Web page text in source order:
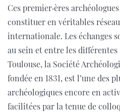
Ces premier·ères
constituer en véritables
internationale. Les échanges
au sein et entre les différentes
Toulouse, la Société
fondée en 1831, est l’une des
archéologiques encore en
facilitées par la tenue de